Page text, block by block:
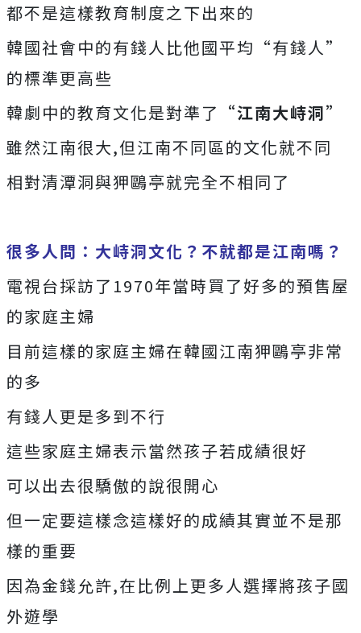
都不是這樣教育制度之下出來的
韓國社會中的有錢人比他國平均“有錢人”
的標準更高些
韓劇中的教育文化是對準了 “江南大峙洞”
雖然江南很大,但江南不同區的文化就不同
相對清潭洞與狎鷗亭就完全不相同了
很多人問：大峙洞文化？不就都是江南嗎？
電視台採訪了1970年當時買了好多的預售屋
的家庭主婦
目前這樣的家庭主婦在韓國江南狎鷗亭非常
的多
有錢人更是多到不行
這些家庭主婦表示當然孩子若成績很好
可以出去很驕傲的說很開心
但一定要這樣念這樣好的成績其實並不是那
樣的重要
因為金錢允許,在比例上更多人選擇將孩子國
外遊學